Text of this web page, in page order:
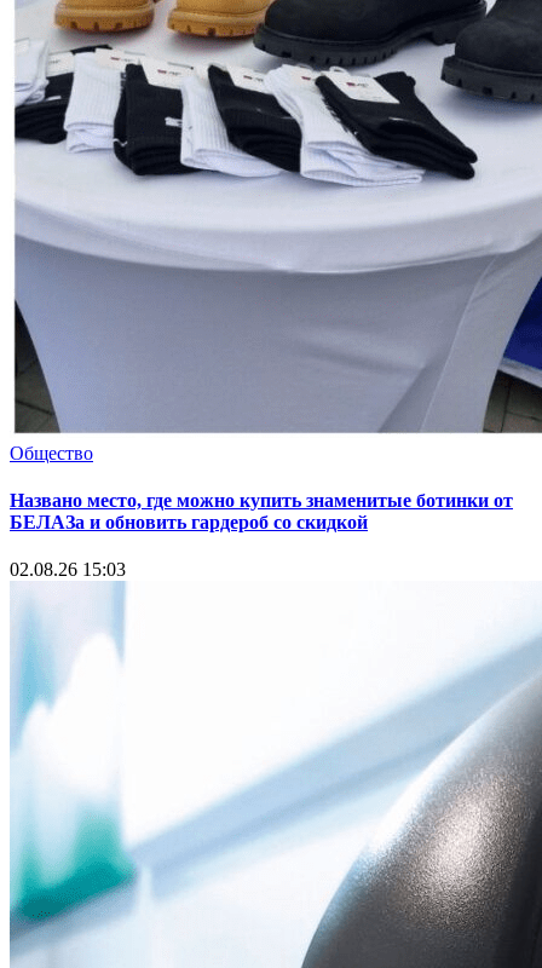
Общество
Названо место, где можно купить знаменитые ботинки от
БЕЛАЗа и обновить гардероб со скидкой
02.08.26 15:03